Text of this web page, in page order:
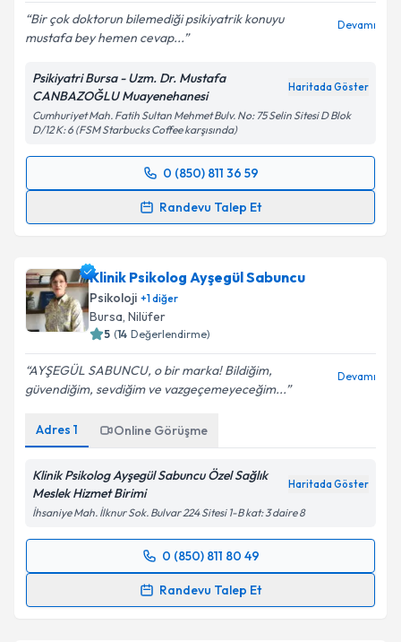
Metni 'ni okudum ve kişisel verilerimin belirtilen
kapsamda işlenmesini kabul ediyorum.
Takvim Talebini Gönder
Bir çok doktorun bilemediği psikiyatrik konuyu
mustafa bey hemen cevap...
Devamı
Psikiyatri Bursa - Uzm. Dr. Mustafa
CANBAZOĞLU Muayenehanesi
Haritada Göster
Cumhuriyet Mah. Fatih Sultan Mehmet Bulv. No: 75 Selin Sitesi D Blok
D/12 K: 6 (FSM Starbucks Coffee karşısında)
0 (850) 811 36 59
Randevu Talep Et
Randevu Takvimi Talebi
için bir takvim hazırlandığında e-posta ile
bilgilendireceğiz.
E-posta Adresiniz
Metni'ni okudum ve kişisel verilerimin belirtilen
Takvim Talebini Gönder
Klinik Psikolog Ayşegül Sabuncu
Psikoloji +1diğer
Bursa, Nilüfer
5 (14 Değerlendirme)
AYŞEGÜL SABUNCU, o bir marka! Bildiğim,
güvendiğim, sevdiğim ve vazgeçemeyeceğim...
Devamı
Adres 1 Online Görüşme
Klinik Psikolog Ayşegül Sabuncu Özel Sağlık
Meslek Hizmet Birimi
Haritada Göster
İhsaniye Mah. İlknur Sok. Bulvar 224 Sitesi 1-B kat: 3 daire 8
0 (850) 811 80 49
Randevu Talep Et
Randevu Takvimi Talebi